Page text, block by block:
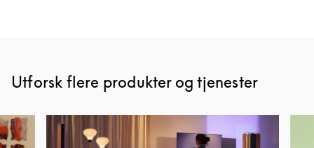
Utforsk flere produkter og tjenester